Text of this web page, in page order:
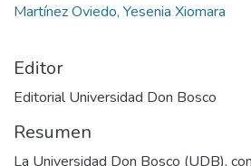
Martínez Oviedo, Yesenia Xiomara
Editor
Editorial Universidad Don Bosco
Resumen
La Universidad Don Bosco (UDB),